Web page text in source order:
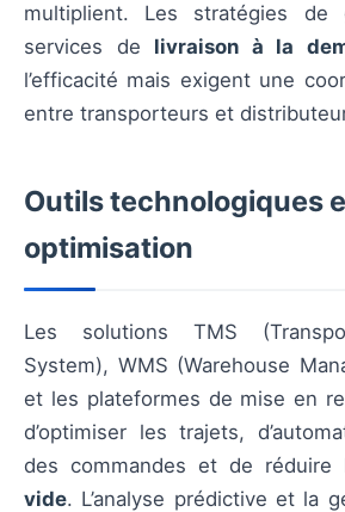
multiplient. Les stratégies de
services de livraison à la
l’efficacité mais exigent une
entre transporteurs et
Outils technologiques
optimisation
Les solutions TMS
System), WMS (Warehouse
et les plateformes de mise en
d’optimiser les trajets,
des commandes et de réduire
vide. L’analyse prédictive et la